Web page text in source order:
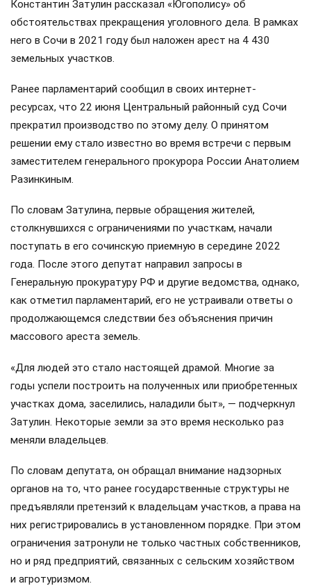
Константин Затулин рассказал «Югополису» об
обстоятельствах прекращения уголовного дела. В рамках
него в Сочи в 2021 году был наложен арест на 4 430
земельных участков.
Ранее парламентарий сообщил в своих интернет-
ресурсах, что 22 июня Центральный районный суд Сочи
прекратил производство по этому делу. О принятом
решении ему стало известно во время встречи с первым
заместителем генерального прокурора России Анатолием
Разинкиным.
По словам Затулина, первые обращения жителей,
столкнувшихся с ограничениями по участкам, начали
поступать в его сочинскую приемную в середине 2022
года. После этого депутат направил запросы в
Генеральную прокуратуру РФ и другие ведомства, однако,
как отметил парламентарий, его не устраивали ответы о
продолжающемся следствии без объяснения причин
массового ареста земель.
«Для людей это стало настоящей драмой. Многие за
годы успели построить на полученных или приобретенных
участках дома, заселились, наладили быт», — подчеркнул
Затулин. Некоторые земли за это время несколько раз
меняли владельцев.
По словам депутата, он обращал внимание надзорных
органов на то, что ранее государственные структуры не
предъявляли претензий к владельцам участков, а права на
них регистрировались в установленном порядке. При этом
ограничения затронули не только частных собственников,
но и ряд предприятий, связанных с сельским хозяйством
и агротуризмом.